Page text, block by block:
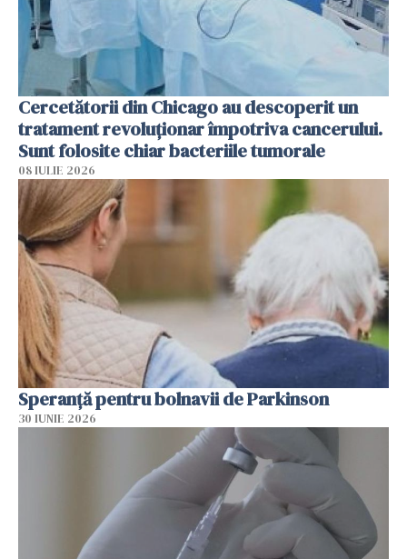
Cercetătorii din Chicago au descoperit un
tratament revoluționar împotriva cancerului.
Sunt folosite chiar bacteriile tumorale
08 IULIE 2026
Speranță pentru bolnavii de Parkinson
30 IUNIE 2026